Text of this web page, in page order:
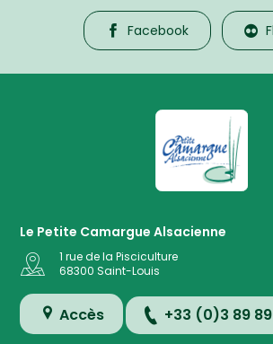
Facebook
La Petite
Le Petite Camargue Alsacienne
1 rue de la Pisciculture
68300 Saint-Louis
Accès +33 (0)3 89